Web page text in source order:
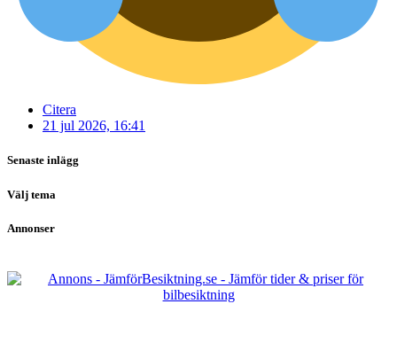
Citera
21 jul 2026, 16:41
Senaste inlägg
Välj tema
Annonser